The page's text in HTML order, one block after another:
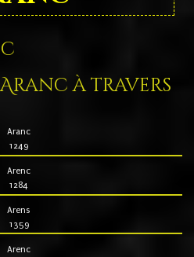
Aranc à travers
Aranc
1249
Arenc
1284
Arens
1359
Arenc